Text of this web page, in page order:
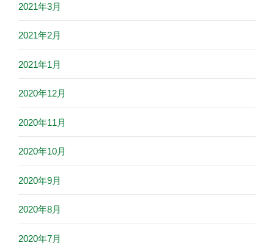
2021年3月
2021年2月
2021年1月
2020年12月
2020年11月
2020年10月
2020年9月
2020年8月
2020年7月